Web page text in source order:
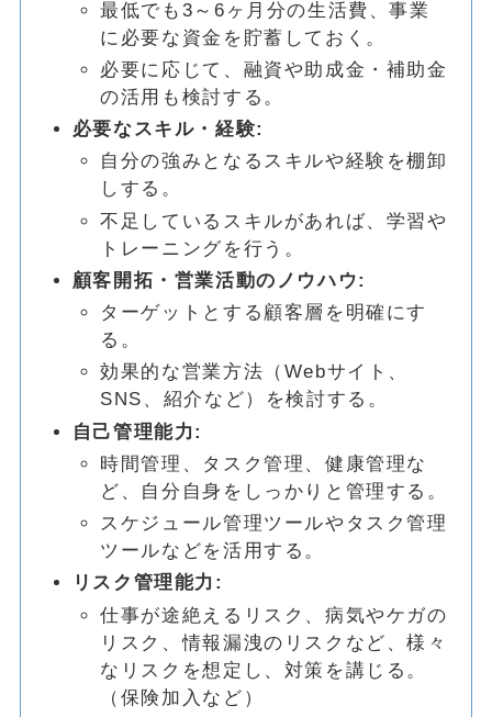
最低でも3～6ヶ月分の生活費、事業
に必要な資金を貯蓄しておく。
必要に応じて、融資や助成金・補助金
の活用も検討する。
必要なスキル・経験:
自分の強みとなるスキルや経験を棚卸
しする。
不足しているスキルがあれば、学習や
トレーニングを行う。
顧客開拓・営業活動のノウハウ:
ターゲットとする顧客層を明確にす
る。
効果的な営業方法（Webサイト、
SNS、紹介など）を検討する。
自己管理能力:
時間管理、タスク管理、健康管理な
ど、自分自身をしっかりと管理する。
スケジュール管理ツールやタスク管理
ツールなどを活用する。
リスク管理能力:
仕事が途絶えるリスク、病気やケガの
リスク、情報漏洩のリスクなど、様々
なリスクを想定し、対策を講じる。
（保険加入など）